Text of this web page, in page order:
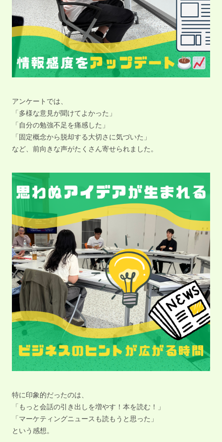
アンケートでは、
「多様な意見が聞けてよかった」
「自分の勉強不足を痛感した」
「固定概念から脱却する大切さに気づいた」
など、前向きな声がたくさん寄せられました。
特に印象的だったのは、
「もっと会話の引き出しを増やす！本を読む！」
「マーケティングニュースも読もうと思った」
という感想。